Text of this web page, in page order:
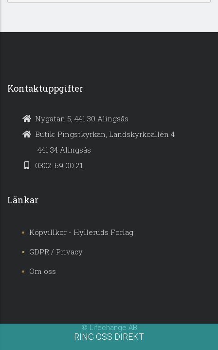
RING OSS DIREKT
Kontaktuppgifter
Nygatan 5, 441 30 Alingsås
Butik: Pingstkyrkan, Landskyrkoallén 4
441 34 Alingsås
0302-69 00 21
Länkar
Köpvillkor - Hylleruds Förlag
GDPR / Privacy
Om oss
© Lifechange AB